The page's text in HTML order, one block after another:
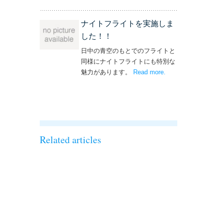
ナイトフライトを実施しま
した！！
日中の青空のもとでのフライトと
同様にナイトフライトにも特別な
魅力があります。 Read more
Related articles